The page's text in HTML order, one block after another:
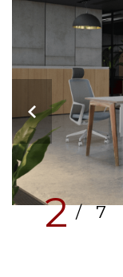
2 / 7